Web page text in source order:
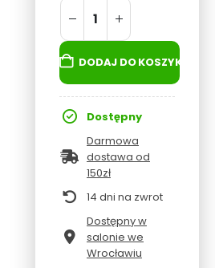
DODAJ DO KOSZYKA
Dostępny
Darmowa
dostawa od
150zł
14 dni na zwrot
Dostępny w
salonie we
Wrocławiu